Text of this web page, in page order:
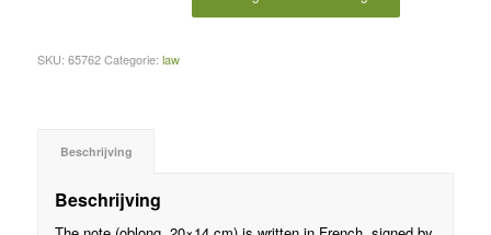
SKU: 65762 Categorie: law
Beschrijving
Beschrijving